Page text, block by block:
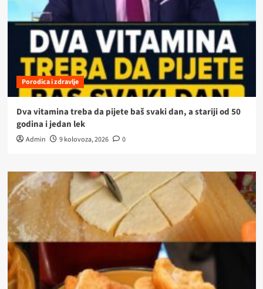
Porodica i zdravlje
Dva vitamina treba da pijete baš svaki dan, a stariji od 50
godina i jedan lek
Admin 9 kolovoza, 2026 0